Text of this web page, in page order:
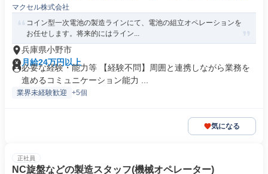
ジャー(機械/電気/電子製品専門職)
マクセル株式会社
コイン型一次電池の製造ラインにて、電池の組立オペレーションを
お任せします。将来的にはライン...
兵庫県小野市
月給24万円以上
必要な経験・能力等 【経験不問】周囲と連携しながら業務を
進めるコミュニケーション能力 ...
業界未経験歓迎 +5個
気になる
正社員
NC旋盤などの製造スタッフ(機械オペレーター)